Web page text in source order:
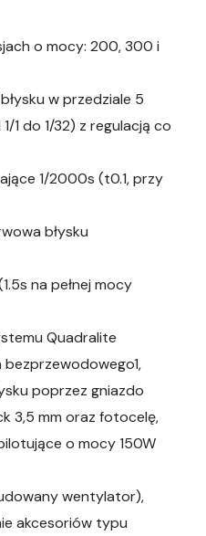
o mocy: 200, 300 i
w przedziale 5
1 do 1/32) z regulacją co
1/2000s (t0.1, przy
błysku
na pełnej mocy
Quadralite
poprzez gniazdo
3,5 mm oraz fotocelę,
o mocy 150W
wentylator),
akcesoriów typu